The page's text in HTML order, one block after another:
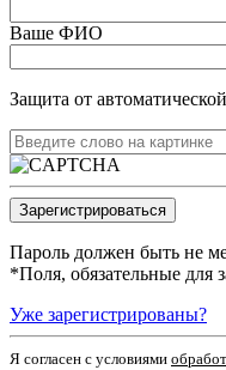
Ваше ФИО
Защита от
Пароль должен быть не
*Поля, обязательные для
Уже зарегистрированы?
Я согласен c условиями